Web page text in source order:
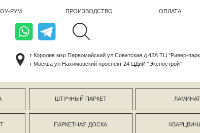
ПРОИЗВОДСТВО
г Москва ул Нахимовский проспект 24 ЦДиИ "Экспострой"
ПАРКЕТНАЯ ДОСКА
ШТУЧНЫЙ ПАРКЕТ
КВАРЦВИНИЛ
ЛАМИНАТ